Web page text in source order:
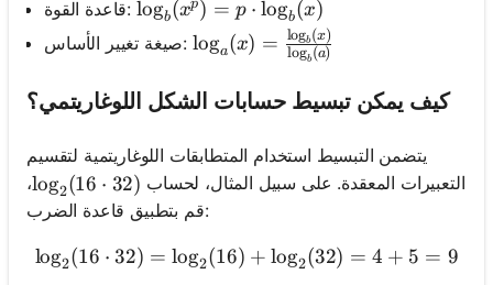
قاعدة القوة: \log_b(x^p) = p \cdot \log_b(x)
logb(xp) = p ⋅ logb(x)
صيغة تغيير الأساس: \log_a(x) =
loga(x) = logb (a)
logb (x)
كيف يمكن تبسيط حسابات الشكل اللوغاريتمي؟
يتضمن التبسيط استخدام المتطابقات اللوغاريتمية لتقسيم
التعبيرات المعقدة. على سبيل المثال، لحساب\log_2(16 \cdot 32)
log2(16 ⋅ 32)
،
قم بتطبيق قاعدة الضرب:
\log_2(16 \cdot 32) =
log2(16 ⋅ 32) = log2(16) + log2(32) = 4 + 5 = 9